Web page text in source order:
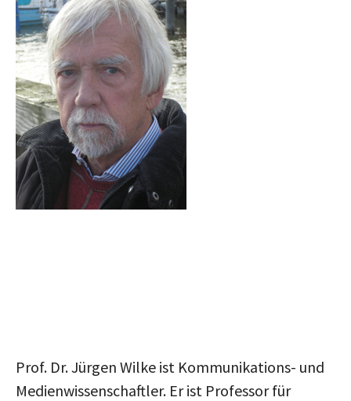
Prof. Dr. Jürgen Wilke ist Kommunikations- und
Medienwissenschaftler. Er ist Professor für